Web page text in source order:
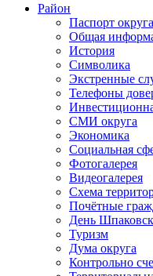
Район
Паспорт округа
Общая
История
Символика
Экстренные
Телефоны
СМИ округа
Экономика
Социальная
Фотогалерея
Видеогалерея
Схема
Почётные
День
Туризм
Дума округа
Контрольно